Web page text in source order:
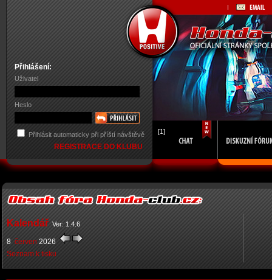
Přihlášení:
Uživatel
Heslo
Přihlásit automaticky při příští návštěvě
REGISTRACE DO KLUBU
[1]
Kalendář Ver: 1.4.6
8 červen 2026
Seznam k tisku